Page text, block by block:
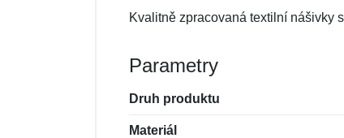
Kvalitně zpracovaná textilní nášivky
Parametry
Druh produktu
Materiál